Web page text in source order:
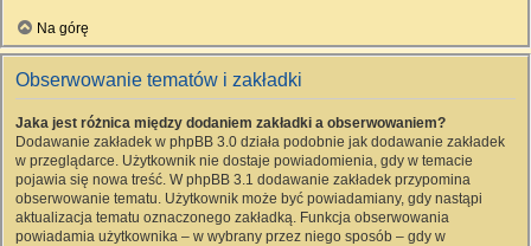
Na górę
Obserwowanie tematów i zakładki
Jaka jest różnica między dodaniem zakładki a obserwowaniem?
Dodawanie zakładek w phpBB 3.0 działa podobnie jak dodawanie zakładek
w przeglądarce. Użytkownik nie dostaje powiadomienia, gdy w temacie
pojawia się nowa treść. W phpBB 3.1 dodawanie zakładek przypomina
obserwowanie tematu. Użytkownik może być powiadamiany, gdy nastąpi
aktualizacja tematu oznaczonego zakładką. Funkcja obserwowania
powiadamia użytkownika – w wybrany przez niego sposób – gdy w